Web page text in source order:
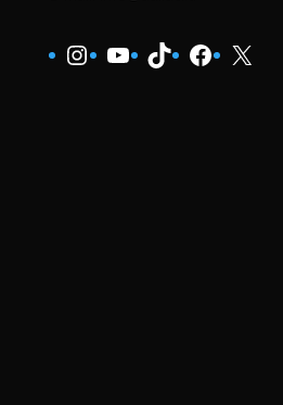
Instagram
YouTube
TikTokFacebook
X